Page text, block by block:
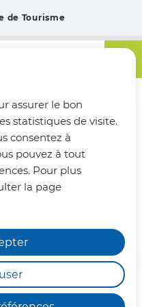
assurer le bon
statistiques de visite.
consentez à
pouvez à tout
Pour plus
la page
Aller au
principal
du site
fermer
de Bohain-
et Vermand,
de Tourisme
Pays du Vermandois
Menu principal